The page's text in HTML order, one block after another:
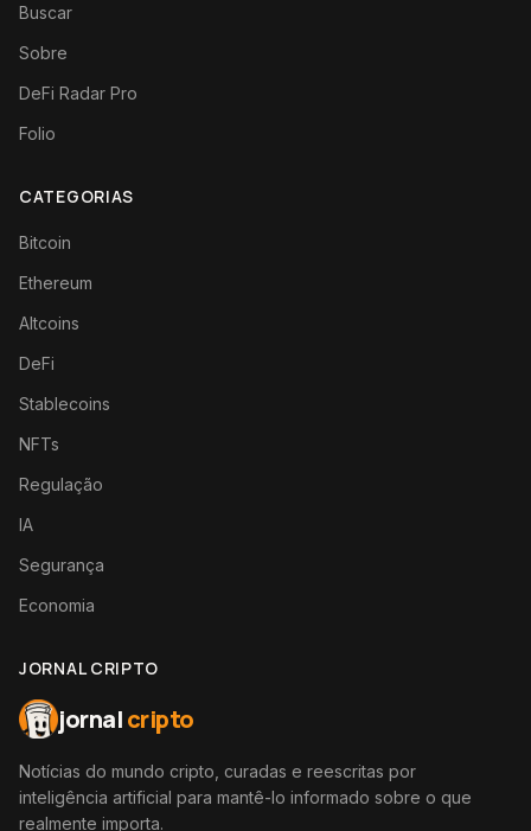
Buscar
Sobre
DeFi Radar Pro
Folio
CATEGORIAS
Bitcoin
Ethereum
Altcoins
DeFi
Stablecoins
NFTs
Regulação
IA
Segurança
Economia
JORNAL CRIPTO
jornalcripto
Notícias do mundo cripto, curadas e reescritas por
inteligência artificial para mantê-lo informado sobre o que
realmente importa.